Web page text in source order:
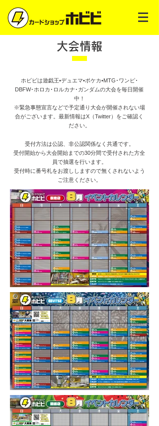
大会情報
ホビビは遊戯王•デュエマ•ポケカ•MTG･ワンピ･
DBFW･ホロカ･ロルカナ･ガンダムの大会を毎日開催
中！
※緊急事態宣言などで予定通り大会が開催されない場
合がございます。最新情報はX（Twitter）をご確認く
ださい。
受付方法は公認、非公認関係なく共通です。
受付開始から大会開始までの30分間で受付された方全
員で抽選を行います。
受付時に番号札をお渡ししますので無くされないよう
ご注意ください。